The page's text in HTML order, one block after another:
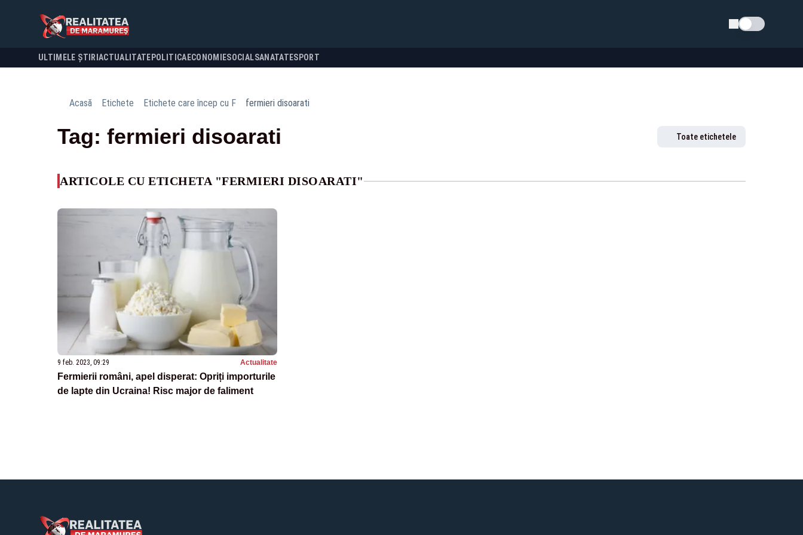
Schimba tema
ULTIMELE ȘTIRI ACTUALITATE POLITICA ECONOMIESOCIALSANATATESPORT
Acasă Etichete Etichete care încep cu F fermieri disoarati
Tag: fermieri disoarati Toate etichetele
ARTICOLE CU ETICHETA "FERMIERI DISOARATI"
9 feb. 2023, 09:29 Actualitate
Fermierii români, apel disperat: Opriți importurile
de lapte din Ucraina! Risc major de faliment